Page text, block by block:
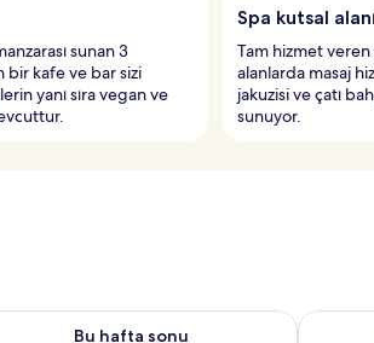
sunan 3
bir kafe ve bar sizi
yanı sıra vegan ve
Spa kutsal alanı
Tam hizmet
alanlarda masaj
jakuzisi ve çatı
sunuyor.
Bu hafta sonu
sonu için müsaitliği kontrol et Ağu 7 -